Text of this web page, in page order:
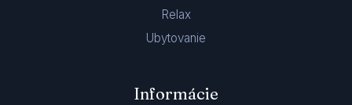
Relax
Ubytovanie
Informácie